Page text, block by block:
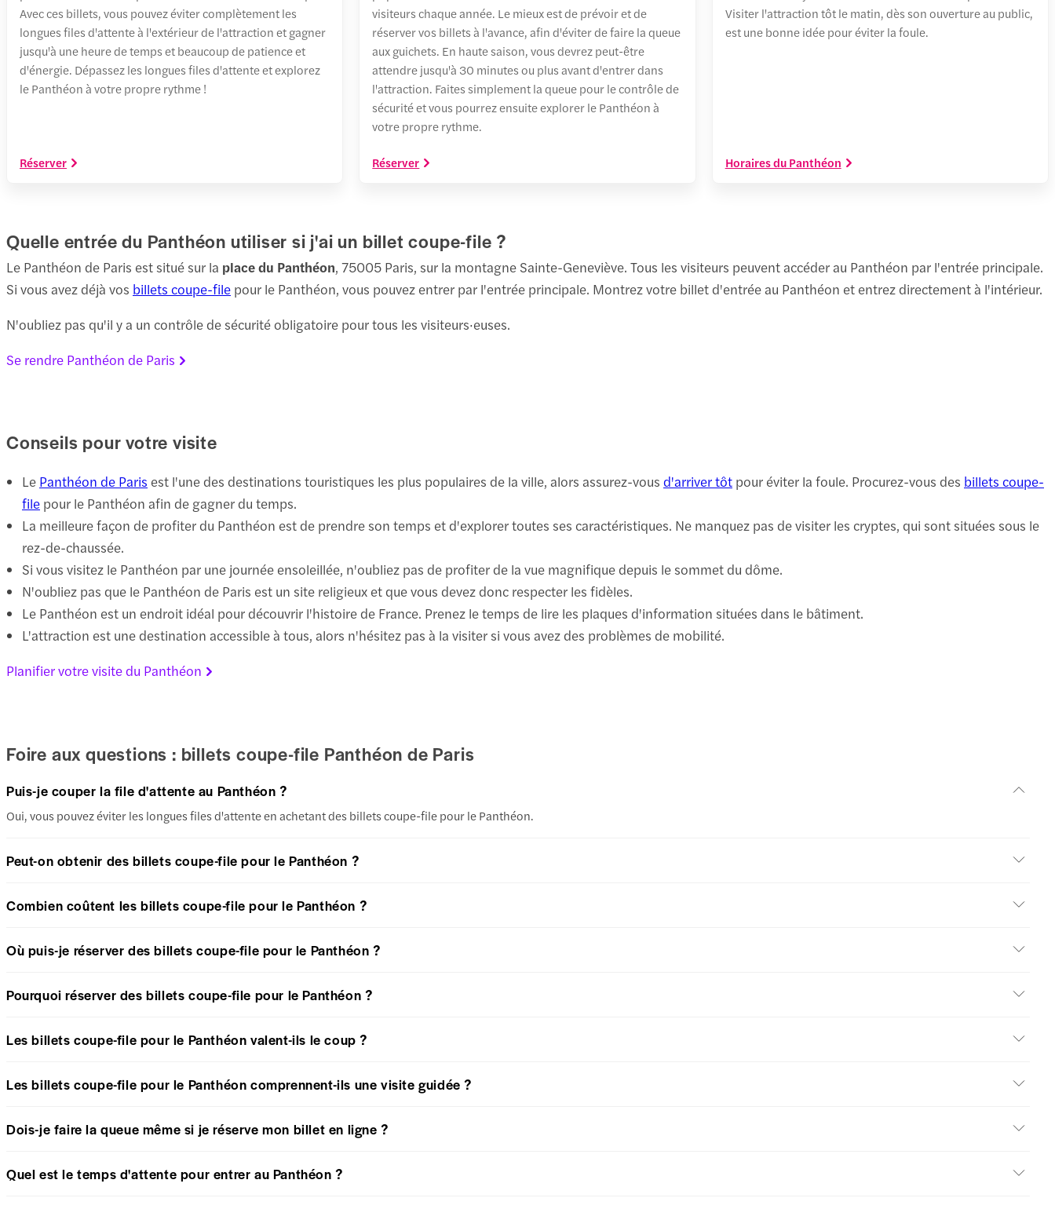
Avec ces billets, vous pouvez éviter complètement les
longues files d'attente à l'extérieur de l'attraction et gagner
jusqu'à une heure de temps et beaucoup de patience et
d'énergie. Dépassez les longues files d'attente et explorez
le Panthéon à votre propre rythme !
Réserver
visiteurs chaque année. Le mieux est de prévoir et de
réserver vos billets à l'avance, afin d'éviter de faire la queue
aux guichets. En haute saison, vous devrez peut-être
attendre jusqu'à 30 minutes ou plus avant d'entrer dans
l'attraction. Faites simplement la queue pour le contrôle de
sécurité et vous pourrez ensuite explorer le Panthéon à
votre propre rythme.
Réserver
Visiter l'attraction tôt le matin, dès son ouverture au public,
est une bonne idée pour éviter la foule.
Horaires du Panthéon
Quelle entrée du Panthéon utiliser si j'ai un billet coupe-file ?
Le Panthéon de Paris est situé sur la place du Panthéon, 75005 Paris, sur la montagne Sainte-Geneviève. Tous les visiteurs peuvent accéder au Panthéon par l'entrée principale.
Si vous avez déjà vos billets coupe-file pour le Panthéon, vous pouvez entrer par l'entrée principale. Montrez votre billet d'entrée au Panthéon et entrez directement à l'intérieur.
N'oubliez pas qu'il y a un contrôle de sécurité obligatoire pour tous les visiteurs·euses.
Se rendre Panthéon de Paris
Conseils pour votre visite
Le Panthéon de Paris est l'une des destinations touristiques les plus populaires de la ville, alors assurez-vous d'arriver tôt pour éviter la foule. Procurez-vous des billets coupe-
file pour le Panthéon afin de gagner du temps.
La meilleure façon de profiter du Panthéon est de prendre son temps et d'explorer toutes ses caractéristiques. Ne manquez pas de visiter les cryptes, qui sont situées sous le
rez-de-chaussée.
Si vous visitez le Panthéon par une journée ensoleillée, n'oubliez pas de profiter de la vue magnifique depuis le sommet du dôme.
N'oubliez pas que le Panthéon de Paris est un site religieux et que vous devez donc respecter les fidèles.
Le Panthéon est un endroit idéal pour découvrir l'histoire de France. Prenez le temps de lire les plaques d'information situées dans le bâtiment.
L'attraction est une destination accessible à tous, alors n'hésitez pas à la visiter si vous avez des problèmes de mobilité.
Planifier votre visite du Panthéon
Foire aux questions : billets coupe-file Panthéon de Paris
Puis-je couper la file d'attente au Panthéon ?
Oui, vous pouvez éviter les longues files d'attente en achetant des billets coupe-file pour le Panthéon.
Peut-on obtenir des billets coupe-file pour le Panthéon ?
Combien coûtent les billets coupe-file pour le Panthéon ?
Où puis-je réserver des billets coupe-file pour le Panthéon ?
Pourquoi réserver des billets coupe-file pour le Panthéon ?
Les billets coupe-file pour le Panthéon valent-ils le coup ?
Les billets coupe-file pour le Panthéon comprennent-ils une visite guidée ?
Dois-je faire la queue même si je réserve mon billet en ligne ?
Quel est le temps d'attente pour entrer au Panthéon ?